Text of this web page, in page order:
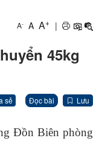
A- A A+ |
45kg
sẻ Đọc bài Lưu
Đồn Biên phòng